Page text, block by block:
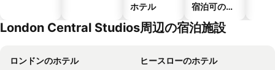
ホテル
宿泊可のホ
テル
London Central Studios周辺の宿泊施設
ロンドンのホテル
ヒースローのホテル